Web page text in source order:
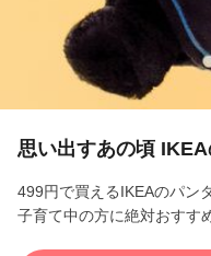
思い出すあの頃
499円で買えるIKEAのパンダ
子育て中の方に絶対おすす